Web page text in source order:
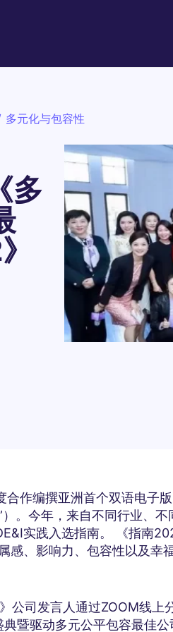
多元化与包容性
多
作编撰亚洲首个双语电子
。今年，来自不同行业、不
实践入选指南。 《指南
感、影响力、包容性以及幸
公司发言人通过ZOOM线上
暨驱动多元公平包容最佳公